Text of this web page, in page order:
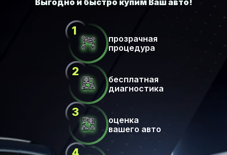
прозрачная
процедура
бесплатная
диагностика
оценка
вашего авто